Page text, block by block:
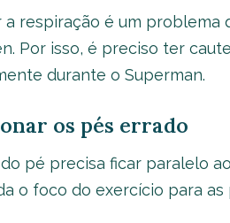
a respiração é um problema
Por isso, é preciso ter
durante o Superman.
os pés errado
pé precisa ficar paralelo
o foco do exercício para